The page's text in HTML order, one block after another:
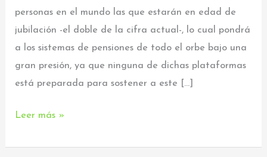
personas en el mundo las que estarán en edad de
jubilación -el doble de la cifra actual-, lo cual pondrá
a los sistemas de pensiones de todo el orbe bajo una
gran presión, ya que ninguna de dichas plataformas
está preparada para sostener a este […]
se
avecina
Leer más »